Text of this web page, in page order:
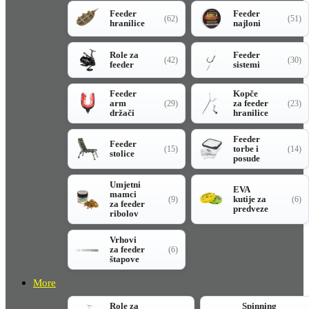
Feeder
hranilice
(62)
Feeder
najloni
(51)
Role za
feeder
(42)
Feeder
sistemi
(30)
Feeder
arm
držači
(29)
Kopče
za feeder
hranilice
(23)
Feeder
stolice
(15)
Feeder
torbe i
posude
(14)
Umjetni
mamci
za feeder
ribolov
(9)
EVA
kutije za
predveze
(6)
Vrhovi
za feeder
štapove
(6)
More
Role za
Spinning